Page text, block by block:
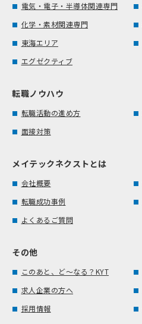
電気・電子・半導体関連専門
化学・素材関連専門
東海エリア
エグゼクティブ
転職ノウハウ
転職活動の進め方
面接対策
メイテックネクストとは
会社概要
転職成功事例
よくあるご質問
その他
このあと、ど～なる？KYT
求人企業の方へ
採用情報